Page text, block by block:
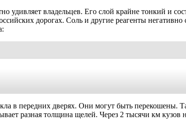
удивляет владельцев. Его слой крайне тонкий и
дорогах. Соль и другие реагенты
в передних дверях. Они могут быть перекошены.
разная толщина щелей. Через 2 тысячи км